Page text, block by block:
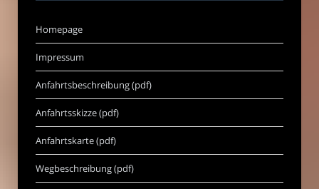
Homepage
Impressum
Anfahrtsbeschreibung (pdf)
Anfahrtsskizze (pdf)
Anfahrtskarte (pdf)
Wegbeschreibung (pdf)